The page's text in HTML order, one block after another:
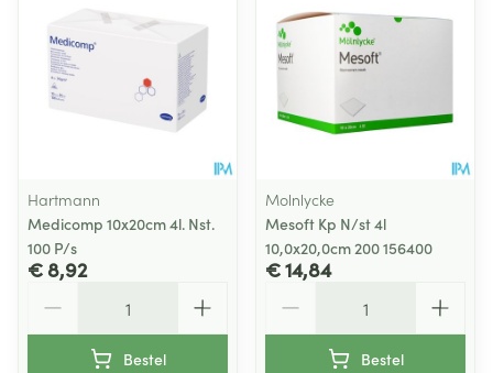
Hartmann
Medicomp 10x20cm 4l. Nst.
100 P/s
€ 8,92
Bestel
Molnlycke
Mesoft Kp N/st 4l
10,0x20,0cm 200 156400
€ 14,84
Bestel